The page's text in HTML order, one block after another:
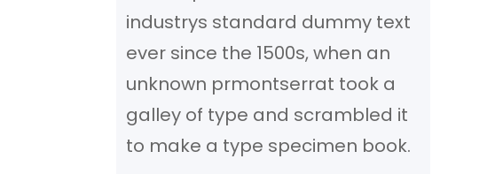
industrys standard dummy text
ever since the 1500s, when an
unknown prmontserrat took a
galley of type and scrambled it
to make a type specimen book.